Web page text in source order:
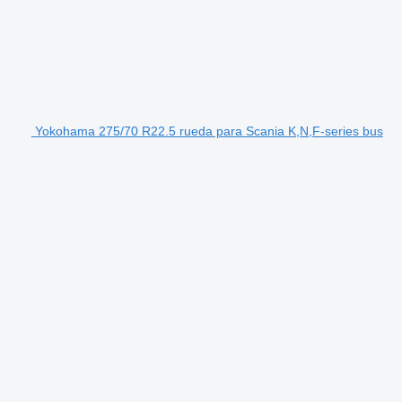
Yokohama 275/70 R22.5 rueda para Scania K,N,F-series bus